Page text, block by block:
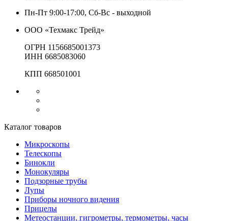
Пн-Пт 9:00-17:00, Сб-Вс - выходной
ООО «Техмакс Трейд»
ОГРН 1156685001373
ИНН 6685083060
КПП 668501001
Каталог товаров
Микроскопы
Телескопы
Бинокли
Монокуляры
Подзорные трубы
Лупы
Приборы ночного видения
Прицелы
Метеостанции, гигрометры, термометры, часы